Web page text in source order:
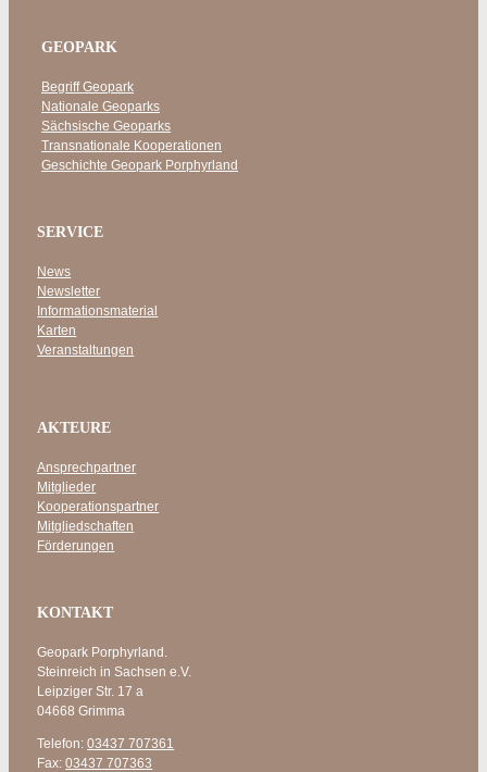
GEOPARK
Begriff Geopark
Nationale Geoparks
Sächsische Geoparks
Transnationale Kooperationen
Geschichte Geopark Porphyrland
SERVICE
News
Newsletter
Informationsmaterial
Karten
Veranstaltungen
AKTEURE
Ansprechpartner
Mitglieder
Kooperationspartner
Mitgliedschaften
Förderungen
KONTAKT
Geopark Porphyrland.
Steinreich in Sachsen e.V.
Leipziger Str. 17 a
04668 Grimma
Telefon:03437 707361
Fax:03437 707363